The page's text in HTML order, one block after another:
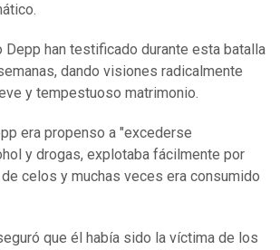
Depp han testificado durante esta batalla
dando visiones radicalmente
y tempestuoso matrimonio.
era propenso a "excederse
y drogas, explotaba fácilmente por
celos y muchas veces era consumido
que él había sido la víctima de los